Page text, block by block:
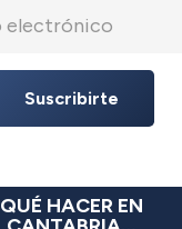
Suscribirte
QUÉ HACER EN